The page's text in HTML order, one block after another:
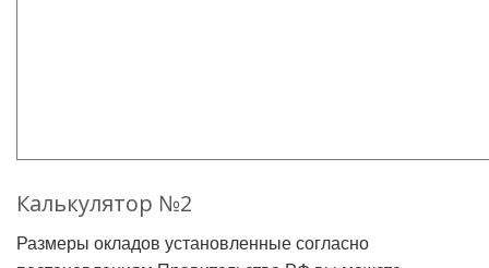
Калькулятор №2
Размеры окладов установленные согласно